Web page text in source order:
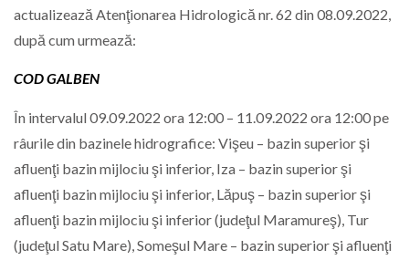
actualizează Atenţionarea Hidrologică nr. 62 din 08.09.2022,
după cum urmează:
COD GALBEN
În intervalul 09.09.2022 ora 12:00 – 11.09.2022 ora 12:00 pe
râurile din bazinele hidrografice: Vişeu – bazin superior şi
afluenţi bazin mijlociu şi inferior, Iza – bazin superior şi
afluenţi bazin mijlociu şi inferior, Lăpuş – bazin superior şi
afluenţi bazin mijlociu şi inferior (judeţul Maramureş), Tur
(judeţul Satu Mare), Someşul Mare – bazin superior şi afluenţi